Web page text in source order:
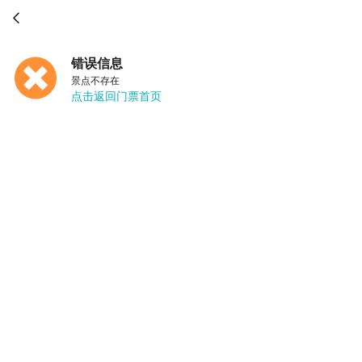

错误信息
景点不存在
点击返回门票首页